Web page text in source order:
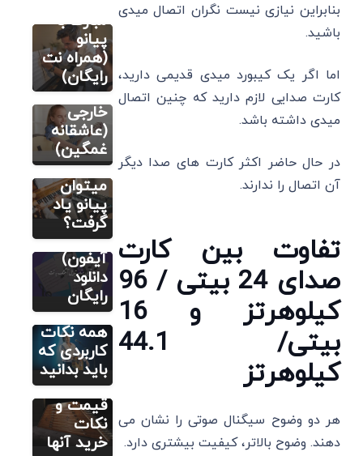
بنابراین نیازی نیست نگران اتصال میدی
باشید.
اما اگر یک کیبورد میدی قدیمی دارید،
کارت صدایی لازم دارید که چنین اتصال
میدی داشته باشد.
در حال حاضر اکثر کارت ‌های صدا دیگر
آن اتصال را ندارند.
تفاوت بین کارت
صدای 24 بیتی / 96
کیلوهرتز و 16
بیتی/ 44.1
کیلوهرتز
هر دو وضوح سیگنال صوتی را نشان می
‌دهند. وضوح بالاتر، کیفیت بیشتری دارد.
مبارک با
پیانو
(همراه نت
رایگان)
آکورد
آهنگ
های
معروف
ایرانی و
خارجی
(عاشقانه
غمگین)
مطالب
آموزشی ارگ یا
کیبورد
ارگ بهتر
است یا
پیانو؟ آیا
با ارگ
میتوان
پیانو یاد
گرفت؟
سایت آموزش
آهنگسازی و
تنظیم
4 بهترین
برنامه
تبدیل
آهنگ به
نت
(اندروید و
آیفون)
دانلود
رایگان
سایت آموزش
آهنگسازی و
تنظیم
رشته
آهنگسازی
در ایران:
همه نکات
کاربردی که
باید بدانید
مطالب
آموزشی
سنتور
6 بهترین
میز
سنتور+
قیمت و
نکات
خرید آنها